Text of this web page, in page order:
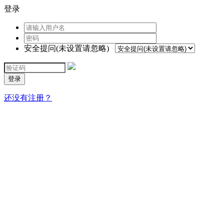
登录
安全提问(未设置请忽略)
登录
还没有注册？